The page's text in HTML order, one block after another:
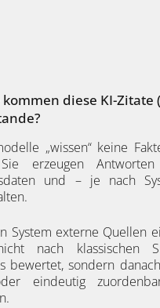
kommen diese KI-Zitate
„wissen“ keine
erzeugen
und – je nach
System externe Quellen
nach klassischen
bewertet, sondern
eindeutig